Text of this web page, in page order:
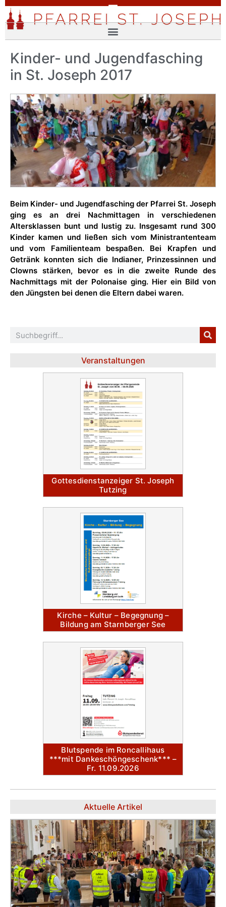
Kinder- und Jugendfasching
in St. Joseph 2017
Beim Kinder- und Jugendfasching der Pfarrei St. Joseph
ging es an drei Nachmittagen in verschiedenen
Altersklassen bunt und lustig zu. Insgesamt rund 300
Kinder kamen und ließen sich vom Ministrantenteam
und vom Familienteam bespaßen. Bei Krapfen und
Getränk konnten sich die Indianer, Prinzessinnen und
Clowns stärken, bevor es in die zweite Runde des
Nachmittags mit der Polonaise ging. Hier ein Bild von
den Jüngsten bei denen die Eltern dabei waren.
Veranstaltungen
Gottesdienstanzeiger St. Joseph
Tutzing
Kirche – Kultur – Begegnung –
Bildung am Starnberger See
Blutspende im Roncallihaus
***mit Dankeschöngeschenk*** –
Fr. 11.09.2026
Aktuelle Artikel